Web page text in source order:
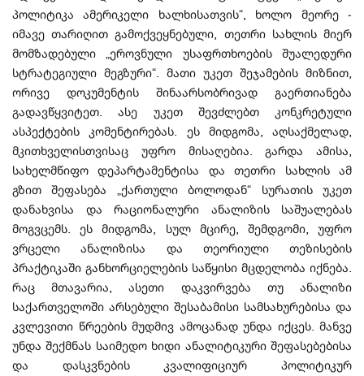
პოლიტიკა ამერიკელი ხალხისათვის“, ხოლო მეორე -
იმავე თარიღით გამოქვეყნებული, თეთრი სახლის მიერ
მომზადებული „ეროვნული უსაფრთხოების შუალედური
სტრატეგიული მეგზური“. მათი უკეთ შეჯამების მიზნით,
ორივე დოკუმენტის შინაარსობრივად გაერთიანება
გადავწყვიტეთ. ასე უკეთ შევძლებთ კონკრეტული
ასპექტების კომენტირებას. ეს მიდგომა, აღსაქმელად,
მკითხველისთვისაც უფრო მისაღებია. გარდა ამისა,
სახელმწიფო დეპარტამენტისა და თეთრი სახლის ამ
გზით შეფასება „ქართული ბოლოდან“ სურათის უკეთ
დანახვისა და რაციონალური ანალიზის საშუალებას
მოგვცემს. ეს მიდგომა, სულ მცირე, შემდგომი, უფრო
ვრცელი ანალიზისა და თეორიული თეზისების
პრაქტიკაში განხორციელების საწყისი მცდელობა იქნება.
რაც მთავარია, ასეთი დაკვირვება თუ ანალიზი
საქართველოში არსებული შესაბამისი სამსახურებისა და
კვლევითი წრეების მუდმივ ამოცანად უნდა იქცეს. მანვე
უნდა შექმნას საიმედო ხიდი ანალიტიკური შეფასებებისა
და დასკვნების კვალიფიციურ პოლიტიკურ